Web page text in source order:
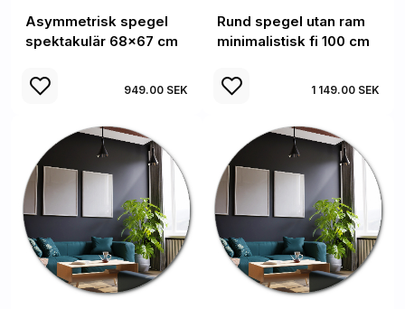
Asymmetrisk spegel
spektakulär 68x67 cm
949.00 SEK
Rund spegel utan ram
minimalistisk fi 100 cm
1 149.00 SEK